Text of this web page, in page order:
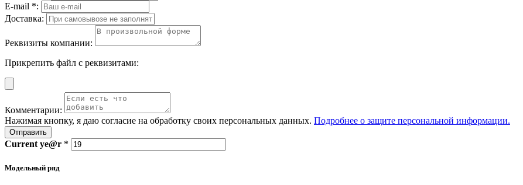
E-mail *:
Доставка:
Реквизиты компании:
Прикрепить файл с реквизитами:
Комментарии:
Нажимая кнопку, я даю согласие на обработку своих персональных данных. Подробнее о защите персональной информации.
Отправить
Current ye@r *
Модельный ряд